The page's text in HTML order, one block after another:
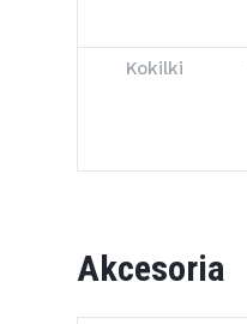
Kokilki
Akcesoria